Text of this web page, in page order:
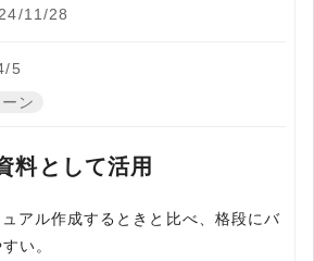
11/28
5
ン
料として活用
アル作成するときと比べ、格段にバ
い。